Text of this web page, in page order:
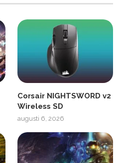
Corsair NIGHTSWORD v2
Wireless SD
augusti 6, 2026